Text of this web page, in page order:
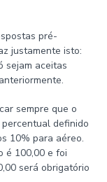
pré-
justamente isto:
sejam aceitas
sempre que o
definido
10% para aéreo.
é 100,00 e foi
será obrigatório